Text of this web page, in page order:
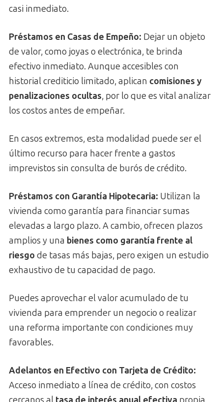
casi inmediato.
Préstamos en Casas de Empeño: Dejar un objeto
de valor, como joyas o electrónica, te brinda
efectivo inmediato. Aunque accesibles con
historial crediticio limitado, aplican comisiones y
penalizaciones ocultas, por lo que es vital analizar
los costos antes de empeñar.
En casos extremos, esta modalidad puede ser el
último recurso para hacer frente a gastos
imprevistos sin consulta de burós de crédito.
Préstamos con Garantía Hipotecaria: Utilizan la
vivienda como garantía para financiar sumas
elevadas a largo plazo. A cambio, ofrecen plazos
amplios y una bienes como garantía frente al
riesgo de tasas más bajas, pero exigen un estudio
exhaustivo de tu capacidad de pago.
Puedes aprovechar el valor acumulado de tu
vivienda para emprender un negocio o realizar
una reforma importante con condiciones muy
favorables.
Adelantos en Efectivo con Tarjeta de Crédito:
Acceso inmediato a línea de crédito, con costos